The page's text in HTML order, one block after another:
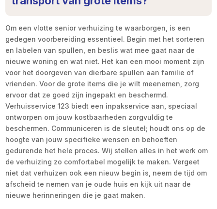
Om een vlotte senior verhuizing te waarborgen, is een
gedegen voorbereiding essentieel. Begin met het sorteren
en labelen van spullen, en beslis wat mee gaat naar de
nieuwe woning en wat niet. Het kan een mooi moment zijn
voor het doorgeven van dierbare spullen aan familie of
vrienden. Voor de grote items die je wilt meenemen, zorg
ervoor dat ze goed zijn ingepakt en beschermd.
Verhuisservice 123 biedt een inpakservice aan, speciaal
ontworpen om jouw kostbaarheden zorgvuldig te
beschermen. Communiceren is de sleutel; houdt ons op de
hoogte van jouw specifieke wensen en behoeften
gedurende het hele proces. Wij stellen alles in het werk om
de verhuizing zo comfortabel mogelijk te maken. Vergeet
niet dat verhuizen ook een nieuw begin is, neem de tijd om
afscheid te nemen van je oude huis en kijk uit naar de
nieuwe herinneringen die je gaat maken.